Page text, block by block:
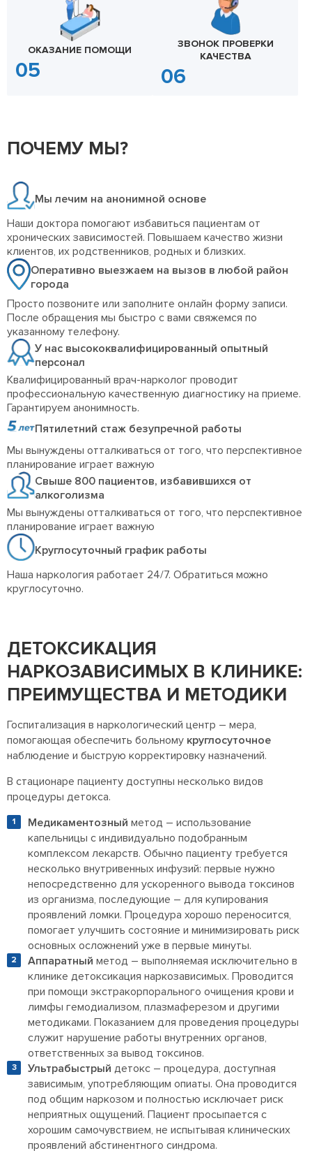
ОКАЗАНИЕ ПОМОЩИ
ЗВОНОК ПРОВЕРКИ
КАЧЕСТВА
ПОЧЕМУ МЫ?
Мы лечим на анонимной основе
Наши доктора помогают избавиться пациентам от
хронических зависимостей. Повышаем качество жизни
клиентов, их родственников, родных и близких.
Оперативно выезжаем на вызов в любой район
города
Просто позвоните или заполните онлайн форму записи.
После обращения мы быстро с вами свяжемся по
указанному телефону.
У нас высококвалифицированный опытный
персонал
Квалифицированный врач-нарколог проводит
профессиональную качественную диагностику на приеме.
Гарантируем анонимность.
Пятилетний стаж безупречной работы
Мы вынуждены отталкиваться от того, что перспективное
планирование играет важную
Свыше 800 пациентов, избавившихся от
алкоголизма
Мы вынуждены отталкиваться от того, что перспективное
планирование играет важную
Круглосуточный график работы
Наша наркология работает 24/7. Обратиться можно
круглосуточно.
ДЕТОКСИКАЦИЯ
НАРКОЗАВИСИМЫХ В КЛИНИКЕ:
ПРЕИМУЩЕСТВА И МЕТОДИКИ
Госпитализация в наркологический центр – мера,
помогающая обеспечить больному круглосуточное
наблюдение и быструю корректировку назначений.
В стационаре пациенту доступны несколько видов
процедуры детокса.
Медикаментозный метод – использование
капельницы с индивидуально подобранным
комплексом лекарств. Обычно пациенту требуется
несколько внутривенных инфузий: первые нужно
непосредственно для ускоренного вывода токсинов
из организма, последующие – для купирования
проявлений ломки. Процедура хорошо переносится,
помогает улучшить состояние и минимизировать риск
основных осложнений уже в первые минуты.
Аппаратный метод – выполняемая исключительно в
клинике детоксикация наркозависимых. Проводится
при помощи экстракорпорального очищения крови и
лимфы гемодиализом, плазмаферезом и другими
методиками. Показанием для проведения процедуры
служит нарушение работы внутренних органов,
ответственных за вывод токсинов.
Ультрабыстрый детокс – процедура, доступная
зависимым, употребляющим опиаты. Она проводится
под общим наркозом и полностью исключает риск
неприятных ощущений. Пациент просыпается с
хорошим самочувствием, не испытывая клинических
проявлений абстинентного синдрома.